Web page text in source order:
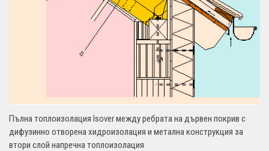
Пълна топлоизолация Isover между ребрата на дървен покрив с
дифузинно отворена хидроизолация и метална конструкция за
втори слой напречна топлоизолация